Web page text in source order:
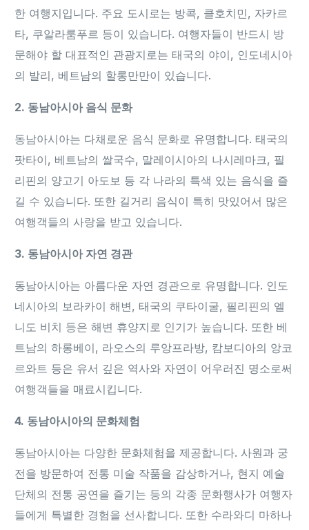
한 여행지입니다. 주요 도시로는 방콕, 클호치민, 자카르
타, 쿠알라룸푸르 등이 있습니다. 여행자들이 반드시 방
문해야 할 대표적인 관광지로는 태국의 야이, 인도네시아
의 발리, 베트남의 할롱만만이 있습니다.
2. 동남아시아 음식 문화
동남아시아는 다채로운 음식 문화로 유명합니다. 태국의
팟타이, 베트남의 쌀국수, 말레이시아의 나시레마크, 필
리핀의 양고기 아도보 등 각 나라의 특색 있는 음식을 즐
길 수 있습니다. 또한 길거리 음식이 특히 맛있어서 많은
여행객들의 사랑을 받고 있습니다.
3. 동남아시아 자연 경관
동남아시아는 아름다운 자연 경관으로 유명합니다. 인도
네시아의 보라카이 해변, 태국의 쿠타이굴, 필리핀의 엘
니도 비치 등은 해변 휴양지로 인기가 높습니다. 또한 베
트남의 하롱베이, 라오스의 루앙프라방, 캄보디아의 앙코
르와트 등은 유서 깊은 역사와 자연이 어우러진 명소로써
여행객들을 매료시킵니다.
4. 동남아시아의 문화체험
동남아시아는 다양한 문화체험을 제공합니다. 사원과 궁
전을 방문하여 전통 미술 작품을 감상하거나, 현지 예술
단체의 전통 공연을 즐기는 등의 각종 문화행사가 여행자
들에게 특별한 경험을 선사합니다. 또한 수라와디 마하나